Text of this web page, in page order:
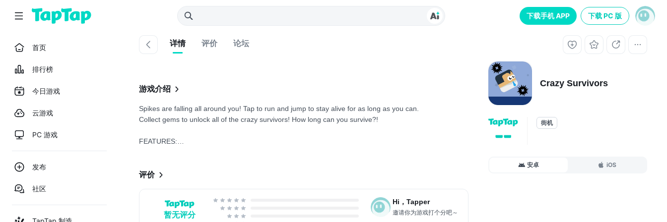
下载手机 APP 下载 PC 版
首页
排行榜
今日游戏
云游戏
PC 游戏
发布
社区
详情 评价 论坛
游戏介绍
Spikes are falling all around you! Tap to run and jump to stay alive for as long as you can.
Collect gems to unlock all of the crazy survivors! How long can you survive?!
FEATURES:
• 40+ Characters to Unloc...
评价
暂无评分
Hi，Tapper
邀请你为游戏打个分吧～
Crazy Survivors
--
街机
安卓 iOS